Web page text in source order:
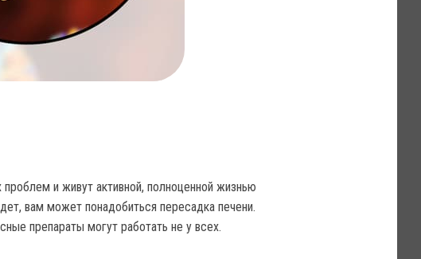
и живут активной, полноценной жизнью
вам может понадобиться пересадка печени.
препараты могут работать не у всех.